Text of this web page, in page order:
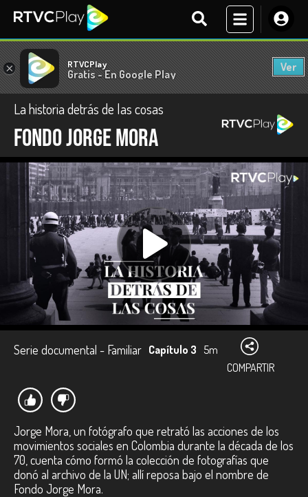
× RTVCPlay
Gratis - En Google Play
Ver
La historia detrás de las cosas
Fondo Jorge Mora
Serie documental - Familiar Capítulo 3 5m
COMPARTIR
Jorge Mora, un fotógrafo que retrató las acciones de los
movimientos sociales en Colombia durante la década de los
70, cuenta cómo formó la colección de fotografías que
donó al archivo de la UN; allí reposa bajo el nombre de
Fondo Jorge Mora.